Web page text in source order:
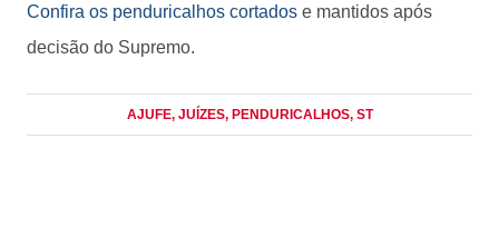
Confira os penduricalhos cortados e mantidos após
decisão do Supremo.
AJUFE, JUÍZES, PENDURICALHOS, ST